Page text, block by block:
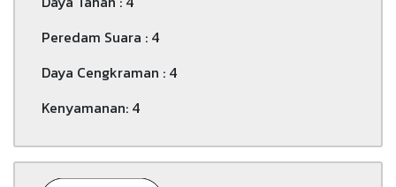
Peredam Suara : 4
Daya Cengkraman : 4
Kenyamanan: 4